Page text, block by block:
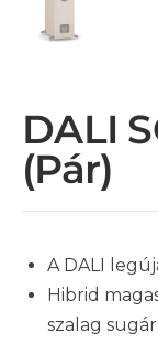
DALI
(pár)
A DALI
Hibrid
szalag